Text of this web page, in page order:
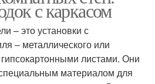
с каркасом
– это установки с
– металлического или
листами. Они
материалом для